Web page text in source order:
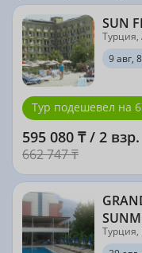
SUN
Турция,
9 авг,
Тур подешевел на
595 080 ₸ / 2 взр.
662 747 ₸
Турция,